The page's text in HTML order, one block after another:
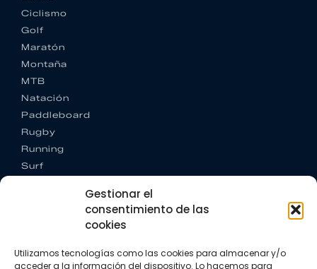
Gestionar el
consentimiento de las
cookies
Utilizamos tecnologías como las cookies para almacenar y/o
acceder a la información del dispositivo. Lo hacemos para
Ciclismo
Golf
Maratón
Montaña
MTB
Natación
Paddleboard
Rugby
Running
Surf
CONTACTO
+34 662 342 177